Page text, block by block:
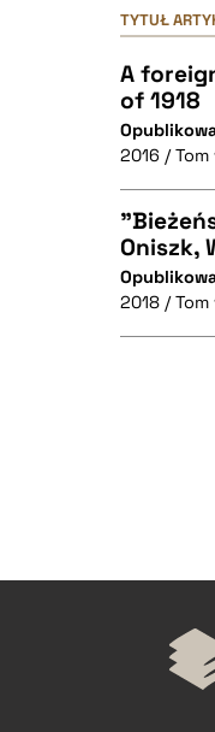
TYTUŁ
A
of 1918
2016 /
Oniszk,
2018 / Tom